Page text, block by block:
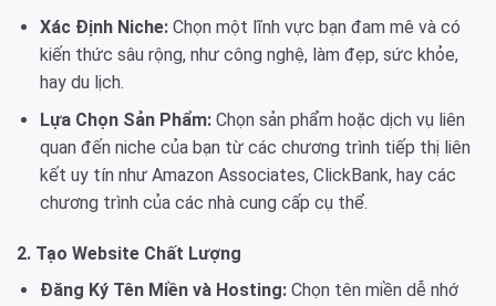
Xác Định Niche:Chọn một lĩnh vực bạn đam mê và có
kiến thức sâu rộng, như công nghệ, làm đẹp, sức khỏe,
hay du lịch.
Lựa Chọn Sản Phẩm:Chọn sản phẩm hoặc dịch vụ liên
quan đến niche của bạn từ các chương trình tiếp thị liên
kết uy tín như Amazon Associates, ClickBank, hay các
chương trình của các nhà cung cấp cụ thể.
2. Tạo Website Chất Lượng
Đăng Ký Tên Miền và Hosting:Chọn tên miền dễ nhớ